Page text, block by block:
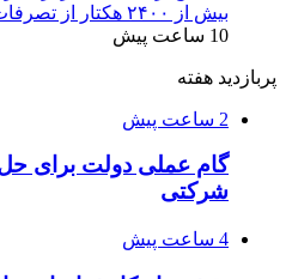
بیش از ۲۴۰۰ هکتار از تصرفات رودخانه‌ای آزاد شد
10 ساعت پیش
پربازدید هفته
2 ساعت پیش
گام عملی دولت برای
شرکتی
4 ساعت پیش